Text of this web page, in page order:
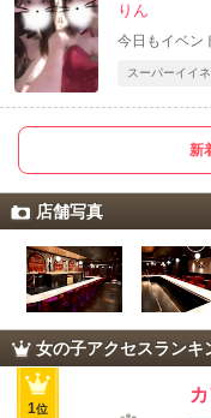
りん
今日もイベン
スーパーイイ
新
店舗写真
女の子アクセスランキ
1位